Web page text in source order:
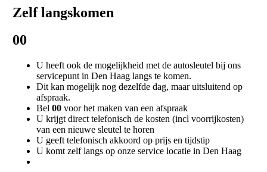
Zelf langskomen
00
U heeft ook de mogelijkheid met de autosleutel bij ons
servicepunt in Den Haag langs te komen.
Dit kan mogelijk nog dezelfde dag, maar uitsluitend op
afspraak.
Bel00 voor het maken van een afspraak
U krijgt direct telefonisch de kosten (incl voorrijkosten)
van een nieuwe sleutel te horen
U geeft telefonisch akkoord op prijs en tijdstip
U komt zelf langs op onze service locatie in Den Haag